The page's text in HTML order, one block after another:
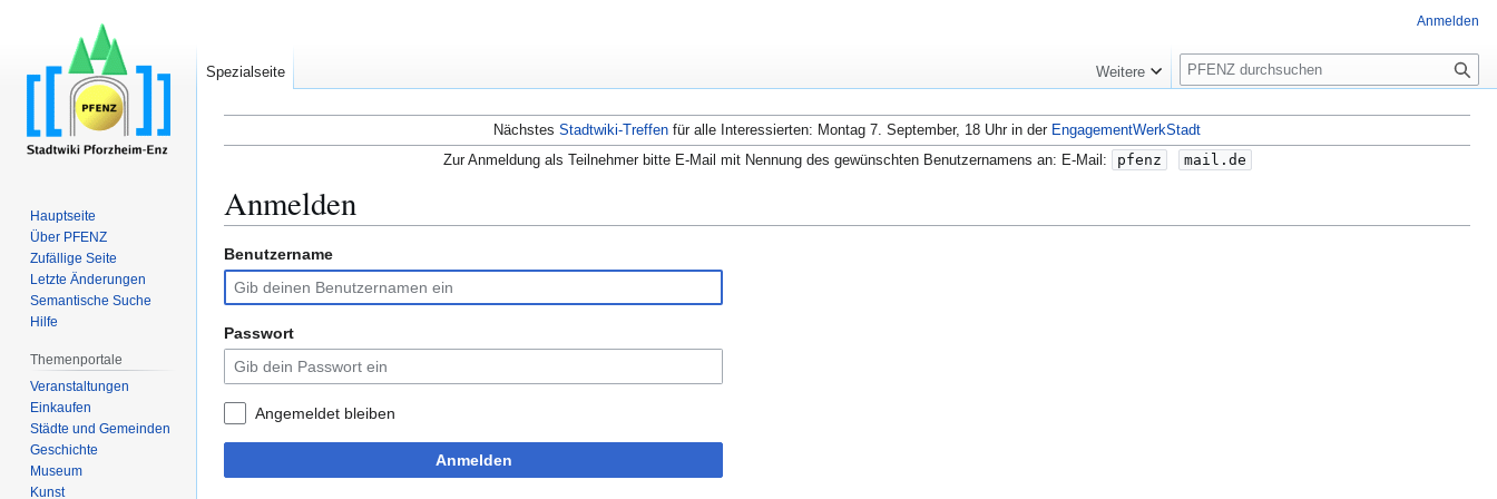
Nächstes Stadtwiki-Treffen für alle Interessierten: Montag 7. September, 18 Uhr in der EngagementWerkStadt
Zur Anmeldung als Teilnehmer bitte E-Mail mit Nennung des gewünschten Benutzernamens an: E-Mail:
pfenz mail.de
Anmelden
Zur
Navigation
springen
Zur
Suche
springen
Benutzername
Passwort
Angemeldet bleiben
Anmelden
Anmelden
Spezialseite Weitere
S
u
c
h
e
Hauptseite
Über PFENZ
Zufällige Seite
Letzte Änderungen
Semantische Suche
Hilfe
Themenportale
Veranstaltungen
Einkaufen
Städte und Gemeinden
Geschichte
Museum
Kunst